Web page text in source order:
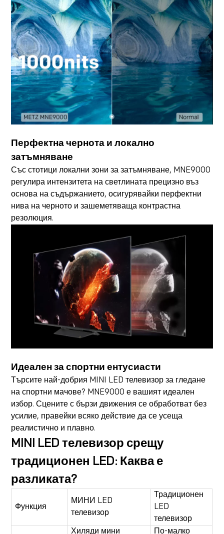
Перфектна чернота и локално
затъмняване
Със стотици локални зони за затъмняване, MNE9000
регулира интензитета на светлината прецизно въз
основа на съдържанието, осигурявайки перфектни
нива на черното и зашеметяваща контрастна
резолюция.
Идеален за спортни ентусиасти
Търсите най-добрия MINI LED телевизор за гледане
на спортни мачове? MNE9000 е вашият идеален
избор. Сцените с бързи движения се обработват без
усилие, правейки всяко действие да се усеща
реалистично и плавно.
MINI LED телевизор срещу
традиционен LED: Каква е
разликата?
Функция
МИНИ LED
телевизор
Традиционен
LED
телевизор
Хиляди мини
По-малко